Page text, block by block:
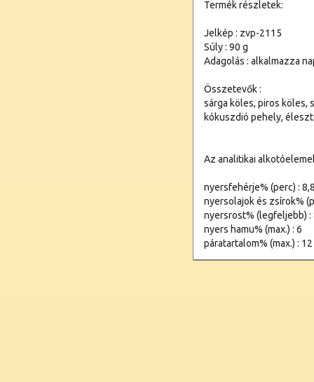
Termék részletek:
Jelkép : zvp-2115
Súly : 90 g
Adagolás : alkalmazza
Összetevők :
sárga köles, piros köles,
kókuszdió pehely,
Az analitikai
nyersfehérje% (perc) :
nyersolajok és zsírok%
nyersrost% (legfeljebb) :
nyers hamu% (max.) : 6
páratartalom% (max.) : 12